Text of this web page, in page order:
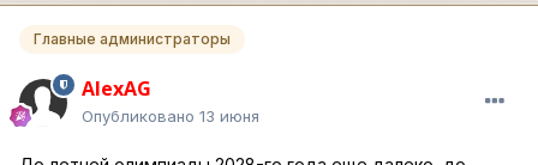
Главные администраторы
AlexAG
Опубликовано 13 июня